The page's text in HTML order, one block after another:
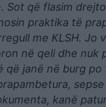
Sot që flasim
praktika të
me KLSH. Jo
në qeli dhe nuk
që janë në burg po
kanë